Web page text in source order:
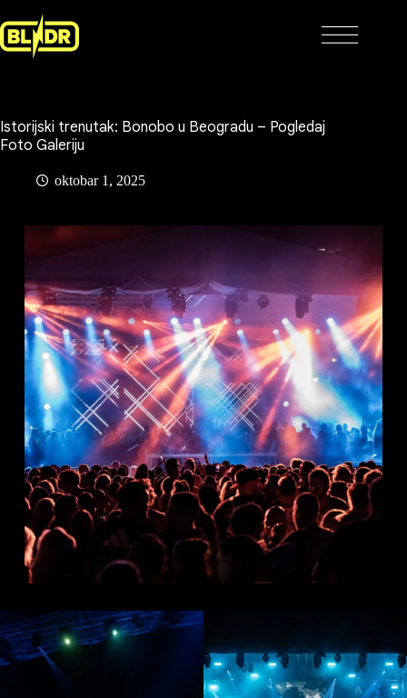
to
content
Istorijski trenutak: Bonobo u Beogradu – Pogledaj
Foto Galeriju
oktobar 1, 2025